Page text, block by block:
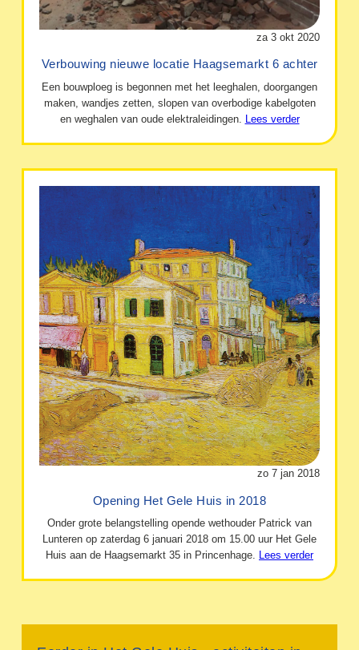
za 3 okt 2020
Verbouwing nieuwe locatie Haagsemarkt 6 achter
Een bouwploeg is begonnen met het leeghalen, doorgangen
maken, wandjes zetten, slopen van overbodige kabelgoten
en weghalen van oude elektraleidingen. Lees verder
zo 7 jan 2018
Opening Het Gele Huis in 2018
Onder grote belangstelling opende wethouder Patrick van
Lunteren op zaterdag 6 januari 2018 om 15.00 uur Het Gele
Huis aan de Haagsemarkt 35 in Princenhage. Lees verder